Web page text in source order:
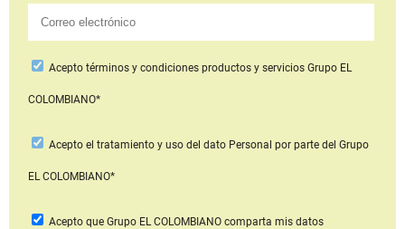
Aceptotérminos y condiciones productos y serviciosGrupo EL
COLOMBIANO*
Acepto el tratamiento y uso del dato Personal por parte del Grupo
EL COLOMBIANO*
Acepto que Grupo EL COLOMBIANOcomparta mis datos